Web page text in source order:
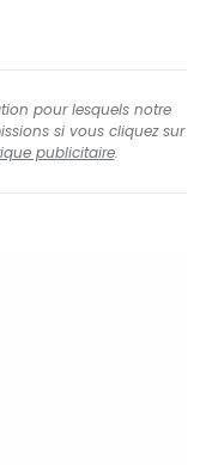
pour lesquels notre
si vous cliquez sur
publicitaire.